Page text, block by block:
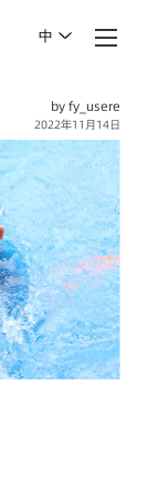
中
by fy_usere
2022年11月14日